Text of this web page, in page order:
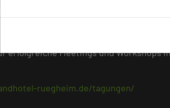
Tagungsraum 3 ebenfalls einen
erfolgreiche Meetings und Workshops
ruegheim.de/tagungen/